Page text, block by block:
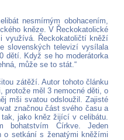
nesmírným obohacením,
kněze. V Řeckokatolické
využívá. Řeckokatoličtí kněží
slovenských televizí vysílala
dětí. Když se ho moderátorka
může se to stát.“
zátěží. Autor tohoto článku
protože měl 3 nemocné děti, o
mši svatou odsloužil. Zajisté
značnou část svého času a
tak, jako kněz žijící v celibátu.
bohatstvím Církve. Jeden
setkání s ženatými kněžími